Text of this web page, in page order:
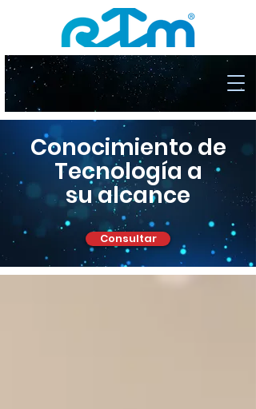
Conocimiento de
Tecnología a
su alcance
Consultar